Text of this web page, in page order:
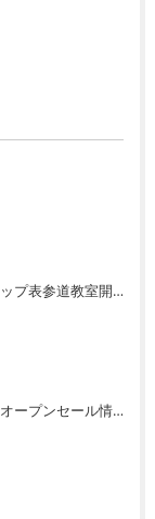
ニャンドゥティワークショップ表参道教室開催のお知らせ【フェデリコマテマーケット＆カフェ】【マテ茶専門店】【パラグアイ刺繍】【東京原宿】
移転オープンのお知らせ【オープンセール情報あり】【横浜関内桜木町】【足裏リンパマッサージ】【お子様連れOK】